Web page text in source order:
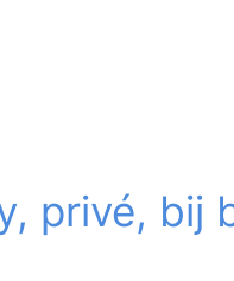
privé, bij